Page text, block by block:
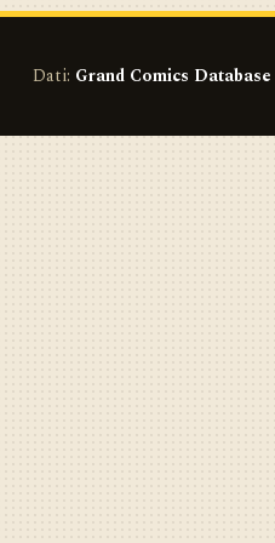
Dati: Grand Comics Database